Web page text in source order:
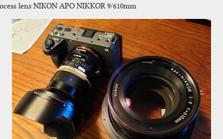
lens NIKON APO NIKKOR 9/610mm